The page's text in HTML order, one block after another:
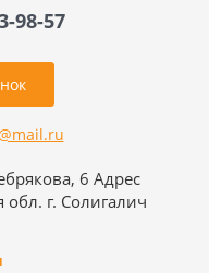
98-57
6 Адрес
обл. г. Солигалич